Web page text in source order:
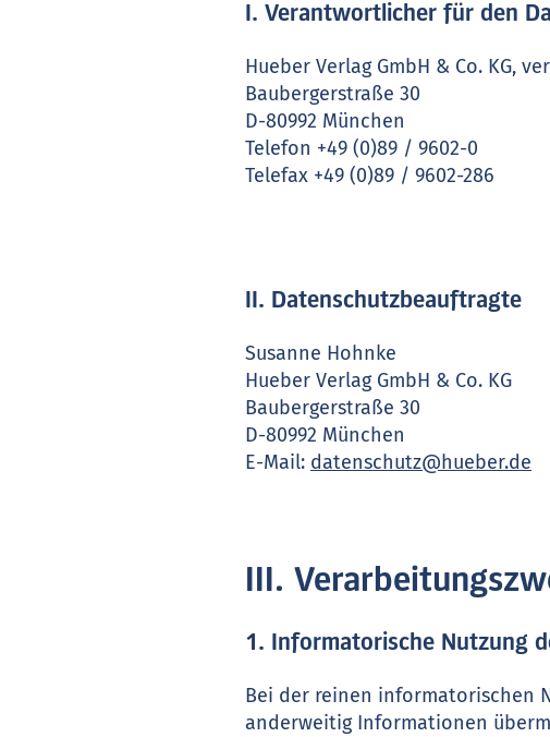
I. Verantwortlicher für den
Hueber Verlag GmbH & Co. KG,
Baubergerstraße 30
D-80992 München
Telefon +49 (0)89 / 9602-0
Telefax +49 (0)89 / 9602-286
II. Datenschutzbeauftragte
Susanne Hohnke
Hueber Verlag GmbH & Co. KG
Baubergerstraße 30
D-80992 München
E-Mail: datenschutz@hueber.de
III.
1. Informatorische Nutzung
Bei der reinen informatorischen
anderweitig Informationen